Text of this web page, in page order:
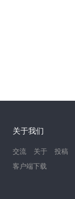
关于我们
交流 关于
投稿
客户端下载